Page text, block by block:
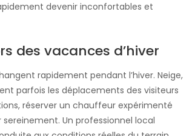
devenir inconfortables et
des vacances d’hiver
rapidement pendant l’hiver. Neige,
parfois les déplacements des visiteurs
réserver un chauffeur expérimenté
Un professionnel local